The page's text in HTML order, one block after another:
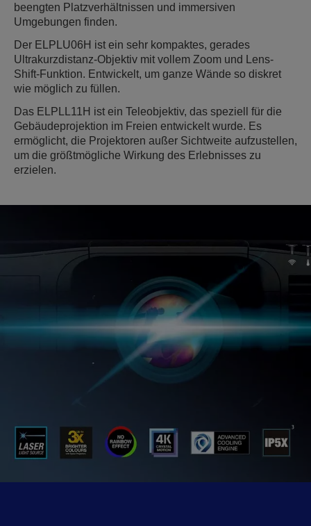
beengten Platzverhältnissen und immersiven
Umgebungen finden.
Der ELPLU06H ist ein sehr kompaktes, gerades
Ultrakurzdistanz-Objektiv mit vollem Zoom und Lens-
Shift-Funktion. Entwickelt, um ganze Wände so diskret
wie möglich zu füllen.
Das ELPLL11H ist ein Teleobjektiv, das speziell für die
Gebäudeprojektion im Freien entwickelt wurde. Es
ermöglicht, die Projektoren außer Sichtweite aufzustellen,
um die größtmögliche Wirkung des Erlebnisses zu
erzielen.